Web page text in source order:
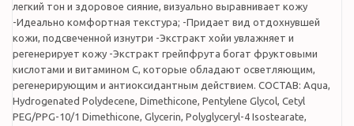
легкий тон и здоровое сияние, визуально выравнивает кожу
-Идеально комфортная текстура; -Придает вид отдохнувшей
кожи, подсвеченной изнутри -Экстракт хойи увлажняет и
регенерирует кожу -Экстракт грейпфрута богат фруктовыми
кислотами и витамином С, которые обладают осветляющим,
регенерирующим и антиоксидантным действием. СОСТАВ: Aqua,
Hydrogenated Polydecene, Dimethicone, Pentylene Glycol, Cetyl
PEG/PPG-10/1 Dimethicone, Glycerin, Polyglyceryl-4 Isostearate,